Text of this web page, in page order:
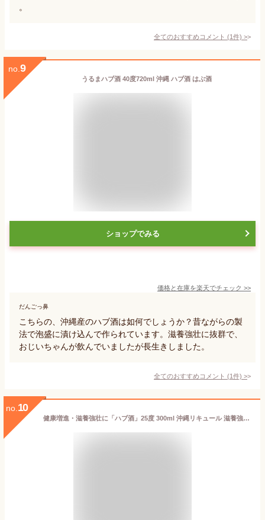
。
全てのおすすめコメント (1件) >
no. 9
うるまハブ酒 40度720ml 沖縄 ハブ酒 はぶ酒
ショップでみる
価格と在庫を楽天でチェック >>
だんごっ鼻
こちらの、沖縄産のハブ酒は如何でしょうか？昔ながらの製
法で泡盛に漬け込んで作られています。滋養強壮に抜群で、
おじいちゃんが飲んでいましたが長生きしました。
全てのおすすめコメント (1件) >
no. 10
健康増進・滋養強壮に「ハブ酒」25度 300ml 沖縄リキュール 滋養強壮 沖縄特産 泡盛仕込み 縁起物 ギフト